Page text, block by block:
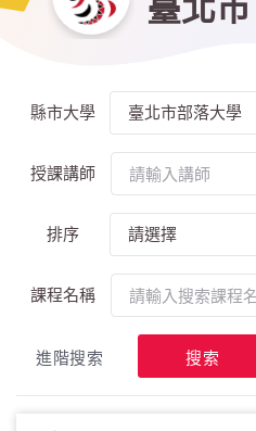
臺北市
縣市大學
授課講師
排序
課程名稱
進階搜索 搜索